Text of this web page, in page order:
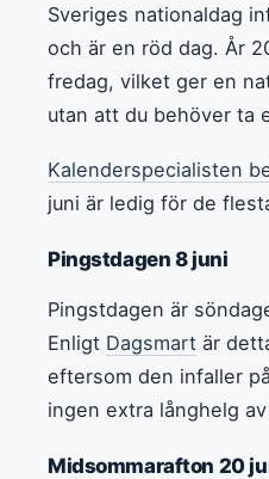
Sveriges nationaldag
och är en röd dag. År
fredag, vilket ger en
utan att du behöver ta
Kalenderspecialisten
juni är ledig för de
Pingstdagen 8 juni
Pingstdagen är
Enligt Dagsmart är
eftersom den infaller
ingen extra långhelg
Midsommarafton 20